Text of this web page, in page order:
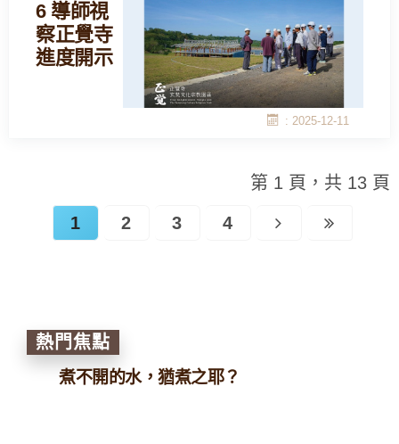
6 導師視
察正覺寺
進度開示
: 2025-12-11
第 1 頁，共 13 頁
1 2 3 4
熱門焦點
煮不開的水，猶煮之耶？